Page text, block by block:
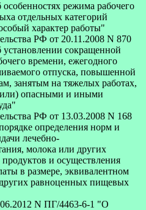
режима рабочего
отдельных категорий
характер работы"
РФ от 20.11.2008 N 870
сокращенной
времени, ежегодного
отпуска, повышенной
занятым на тяжелых работах,
опасными и иными
РФ от 13.03.2008 N 168
определения норм и
лечебно-
молока или других
и осуществления
в размере, эквивалентном
равноценных пищевых
N ПГ/4463-6-1 "О